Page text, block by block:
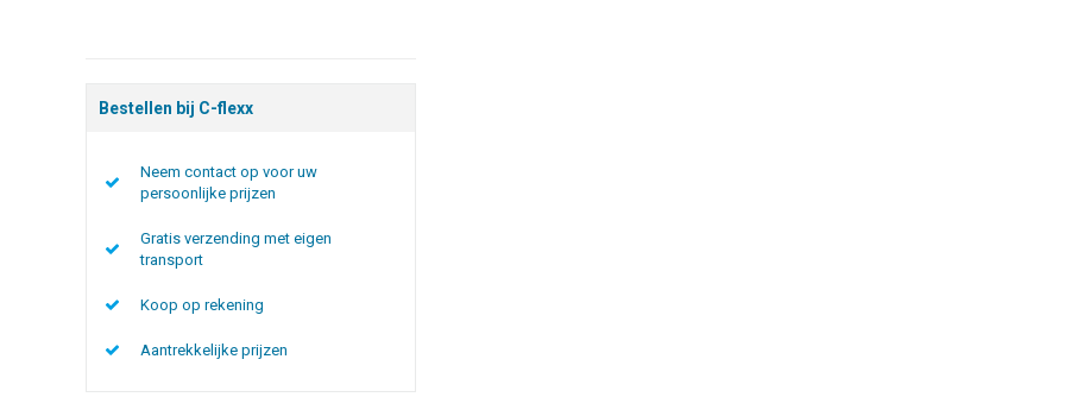
Bestellen bij C-flexx
Neem contact op voor uw
persoonlijke prijzen
Gratis verzending met eigen
transport
Koop op rekening
Aantrekkelijke prijzen